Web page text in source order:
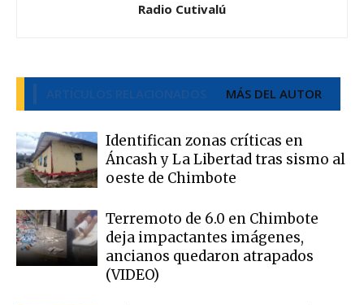
Radio Cutivalú
ARTÍCULOS RELACIONADOS MÁS DEL AUTOR
Identifican zonas críticas en
Áncash y La Libertad tras sismo al
oeste de Chimbote
Terremoto de 6.0 en Chimbote
deja impactantes imágenes,
ancianos quedaron atrapados
(VIDEO)